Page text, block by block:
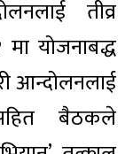
तीव्र
योजनाबद्ध
आन्दोलनलाई
बैठकले